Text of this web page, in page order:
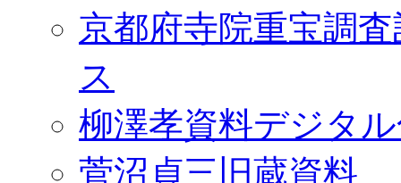
京都府寺院重宝調
ス
柳澤孝資料デジタ
菅沼貞三旧蔵資料